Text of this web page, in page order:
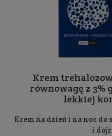
Krem
równowagę z
lekkiej
Krem na dzień i na noc do
i